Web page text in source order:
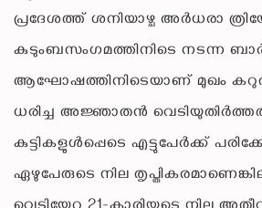
പ്രദേശത്ത് ശനിയാഴ്ച അര്‍ധരാ
കുടുംബസംഗമത്തിനിടെ നടന്ന
ആഘോഷത്തിനിടെയാണ് മുഖം
ധരിച്ച അജ്ഞാതന്‍
കുട്ടികളുള്‍പ്പെടെ എട്ടുപേര്‍ക്ക്
ഏഴുപേരുടെ നില